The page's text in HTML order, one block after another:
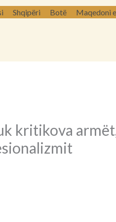
Shqipëri Botë Maqedoni
kritikova